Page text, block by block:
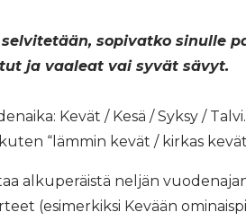
sopivatko sinulle
ja vaaleat vai syvät sävyt.
Kevät / Kesä / Syksy /
“lämmin kevät / kirkas kevät
alkuperäistä neljän
(esimerkiksi Kevään